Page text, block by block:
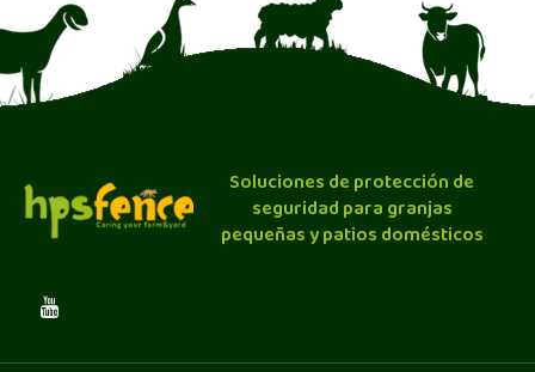
Soluciones de protección de
seguridad para granjas
pequeñas y patios domésticos